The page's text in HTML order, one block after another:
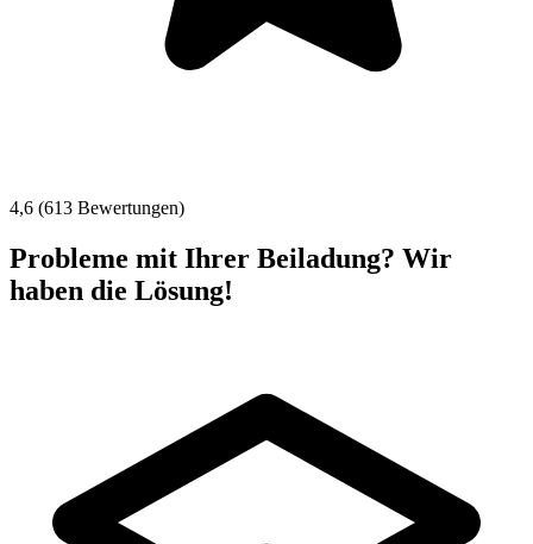
4,6 (613 Bewertungen)
Probleme mit Ihrer Beiladung? Wir
haben die Lösung!